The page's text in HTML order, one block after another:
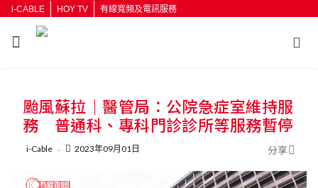
i-CABLE HOY TV 有線寬頻及電訊服務
按輸入鍵開始搜尋
颱風蘇拉｜醫管局：公院急症室維持服
務 普通科、專科門診診所等服務暫停
i-Cable 2023年09月01日 分享